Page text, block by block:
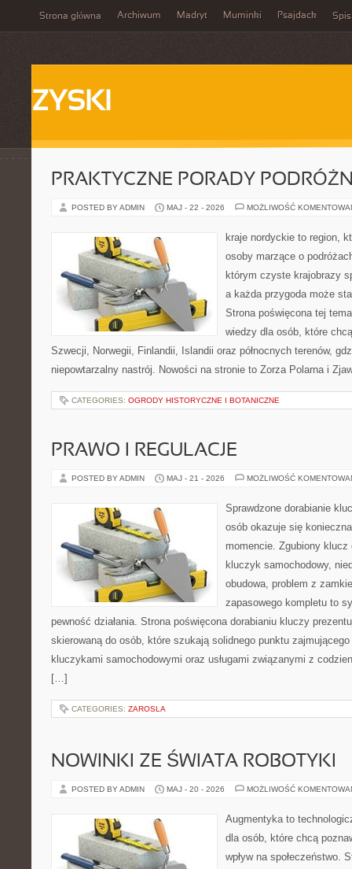
Strona główna Archiwum Madryt Muminki Psajdack Spis
ZYSKI
PRAKTYCZNE PORADY
POSTED BY ADMIN MAJ - 22 - 2026 MOŻLIWOŚĆ
kraje nordyckie to region,
osoby marzące o
którym czyste krajobrazy
a każda przygoda może
Strona poświęcona tej
wiedzy dla osób, które
Szwecji, Norwegii, Finlandii, Islandii oraz północnych terenów,
niepowtarzalny nastrój. Nowości na stronie to Zorza Polarna i
CATEGORIES: OGRODY HISTORYCZNE I BOTANICZNE
PRAWO I REGULACJE
POSTED BY ADMIN MAJ - 21 - 2026 MOŻLIWOŚĆ
Sprawdzone dorabianie
osób okazuje się
momencie. Zgubiony
kluczyk samochodowy,
obudowa, problem z
zapasowego kompletu to
pewność działania. Strona poświęcona dorabianiu kluczy
skierowaną do osób, które szukają solidnego punktu
kluczykami samochodowymi oraz usługami związanymi z
[…]
CATEGORIES: ZAROSLA
NOWINKI ZE ŚWIATA ROBOTYKI
POSTED BY ADMIN MAJ - 20 - 2026 MOŻLIWOŚĆ
Augmentyka to
dla osób, które chcą
wpływ na społeczeństwo.